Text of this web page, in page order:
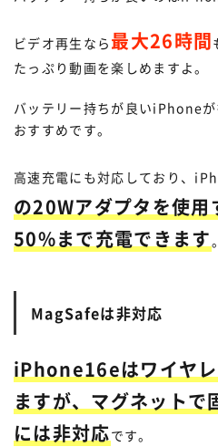
ビデオ再生なら 最大26時間
たっぷり動画を楽しめますよ。
バッテリー持ちが良いiPhone
おすすめです。
高速充電にも対応しており、
の20Wアダプタを使
50%まで充電できます。
MagSafeは非対応
iPhone16eはワイヤ
ますが、マグネット
には非対応です。